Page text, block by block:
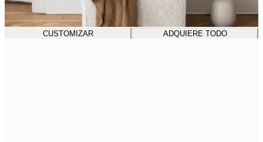
CUSTOMIZAR ADQUIERE TODO